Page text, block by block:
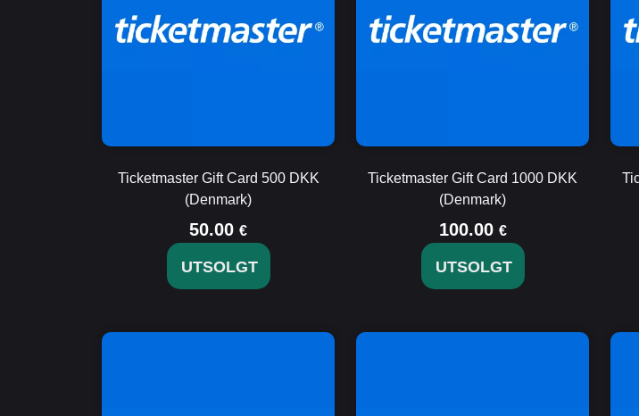
Ticketmaster Gift Card 500 DKK
(Denmark)
50.00 €
UTSOLGT
Ticketmaster Gift Card 1000 DKK
(Denmark)
100.00 €
UTSOLGT